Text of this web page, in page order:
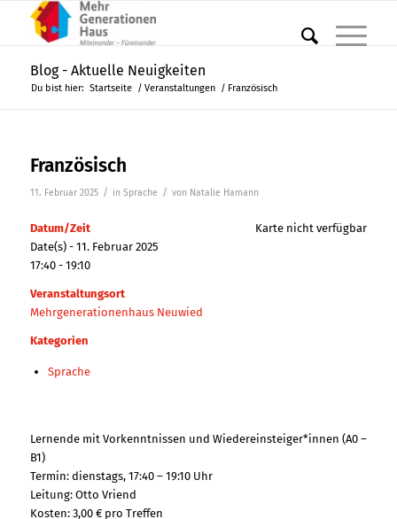
Blog - Aktuelle Neuigkeiten
Du bist hier: Startseite / Veranstaltungen / Französisch
Französisch
11. Februar 2025 / in Sprache / von Natalie Hamann
Karte nicht verfügbar
Datum/Zeit
Date(s) - 11. Februar 2025
17:40 - 19:10
Veranstaltungsort
Mehrgenerationenhaus Neuwied
Kategorien
Sprache
Lernende mit Vorkenntnissen und Wiedereinsteiger*innen (A0 –
B1)
Termin: dienstags, 17:40 – 19:10 Uhr
Leitung: Otto Vriend
Kosten: 3,00 € pro Treffen